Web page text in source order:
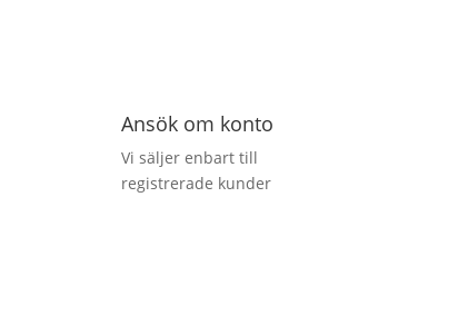
Ansök om konto
Vi säljer enbart till
registrerade kunder